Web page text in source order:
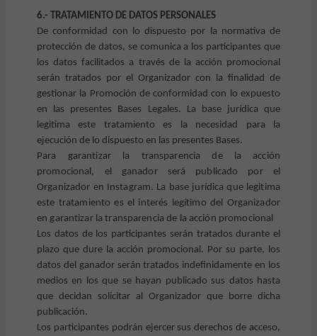
6.- TRATAMIENTO DE DATOS PERSONALES
De conformidad con lo dispuesto por la normativa de
protección de datos, se comunica a los participantes que
los datos facilitados a través de la acción promocional
serán tratados por el Organizador con la finalidad de
gestionar la Promoción de conformidad con lo expuesto
en las presentes Bases Legales. La base jurídica que
legitima este tratamiento es la necesidad para la
ejecución de lo dispuesto en las presentes Bases.
Para garantizar la transparencia de la acción
promocional, el ganador será publicado por el
Organizador en Instagram. La base jurídica que legitima
este tratamiento es el interés legítimo del Organizador
en garantizar la transparencia de la acción promocional
Los datos de los participantes serán tratados durante el
plazo que dure la acción promocional. Por su parte, los
datos del ganador serán tratados indefinidamente en los
medios en los que se hayan publicado sus datos hasta
que decidan solicitar al Organizador que borre dicha
publicación.
Los participantes podrán ejercer sus derechos de acceso,